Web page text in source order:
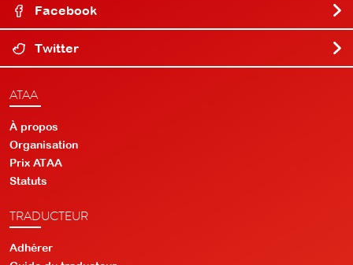
Facebook
Twitter
ATAA
À propos
Organisation
Prix ATAA
Statuts
TRADUCTEUR
Adhérer